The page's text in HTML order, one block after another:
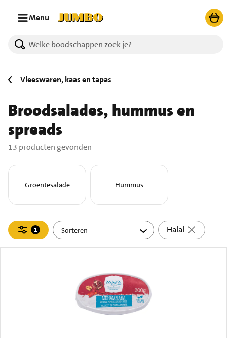
Menu
13 producten gevonden.
Vleeswaren, kaas en tapas
Broodsalades, hummus en
spreads
13 producten gevonden
Groentesalade Hummus
Filteren
1
actief
Halal